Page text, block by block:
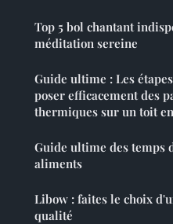
Top 5 bol chantant
méditation sereine
Guide ultime : Les
poser efficacement des
thermiques sur un toit
Guide ultime des temps
aliments
Libow : faites le choix
qualité